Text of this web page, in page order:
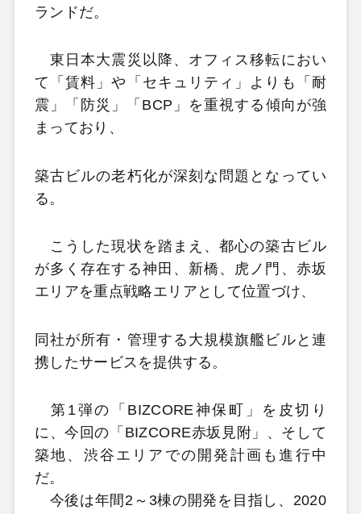
ランドだ。
東日本大震災以降、オフィス移転におい
て「賃料」や「セキュリティ」よりも「耐
震」「防災」「BCP」を重視する傾向が強
まっており、
築古ビルの老朽化が深刻な問題となってい
る。
こうした現状を踏まえ、都心の築古ビル
が多く存在する神田、新橋、虎ノ門、赤坂
エリアを重点戦略エリアとして位置づけ、
同社が所有・管理する大規模旗艦ビルと連
携したサービスを提供する。
第1弾の「BIZCORE神保町」を皮切り
に、今回の「BIZCORE赤坂見附」、そして
築地、渋谷エリアでの開発計画も進行中
だ。
今後は年間2～3棟の開発を目指し、2020